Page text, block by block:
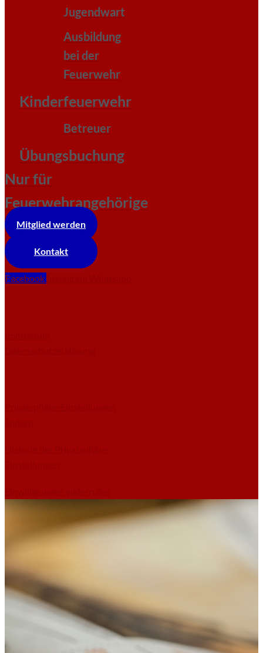
Jugendwart
Ausbildung
bei der
Feuerwehr
Kinderfeuerwehr
Betreuer
Übungsbuchung
Nur für
Feuerwehrangehörige
Mitglied werden
Kontakt
Facebook